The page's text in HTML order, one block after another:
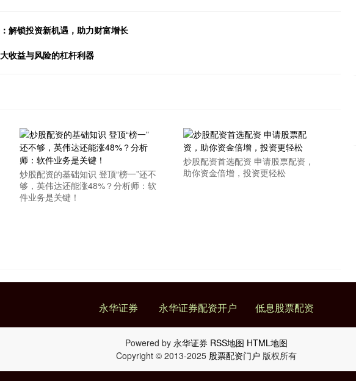
解锁投资新机遇，助力财富增长
收益与风险的杠杆利器
炒股配资的基础知识 登顶“榜一”还不
够，英伟达还能涨48%？分析师：软
件业务是关键！
炒股配资首选配资 申请股票配资，
助你资金倍增，投资更轻松
永华证券 永华证券配资开户 低息股票配资
Powered by 永华证券 RSS地图 HTML地图
Copyright © 2013-2025 股票配资门户 版权所有